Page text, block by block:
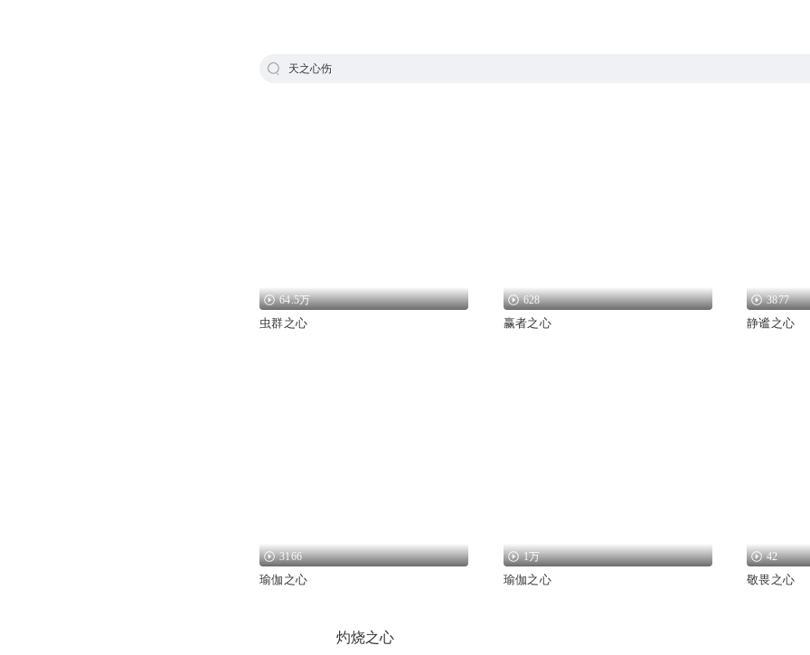
天之心伤
64.5万
虫群之心
628
赢者之心
3877
静谧之心
3166
瑜伽之心
1万
瑜伽之心
42
敬畏之心
灼烧之心